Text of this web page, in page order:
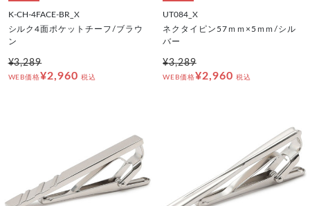
K-CH-4FACE-BR_X
シルク4面ポケットチーフ/ブラウ
ン
¥3,289
WEB価格¥2,960 税込
UT084_X
ネクタイピン57ｍｍ×5ｍｍ/シル
バー
¥3,289
WEB価格¥2,960 税込